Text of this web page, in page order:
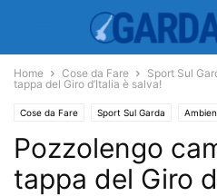
Home Cose da Fare Sport Sul
tappa del Giro d’Italia è salva!
Cose da Fare Sport Sul Garda
Pozzolengo
tappa del Giro